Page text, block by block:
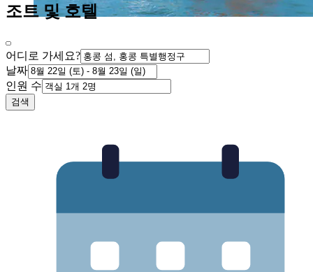
조트 및 호텔
어디로 가세요?
날짜
인원 수
검색